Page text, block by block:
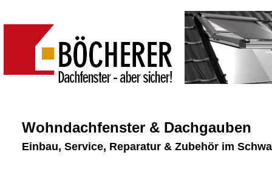
Wohndachfenster & Dachgauben
Einbau, Service, Reparatur & Zubehör im